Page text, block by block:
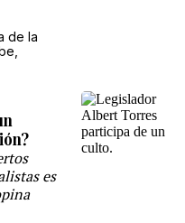
de la
es